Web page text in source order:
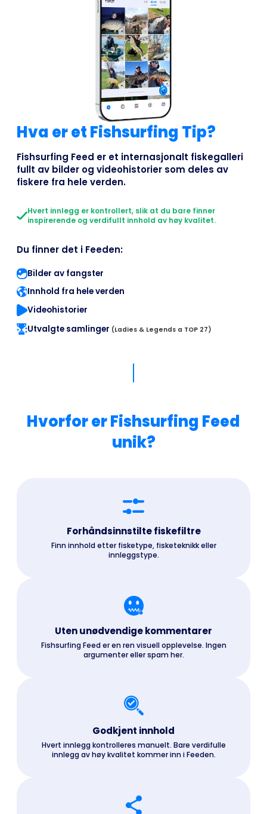
Hva er et Fishsurfing Tip?
Fishsurfing Feed er et internasjonalt fiskegalleri
fullt av bilder og videohistorier som deles av
fiskere fra hele verden.
Hvert innlegg er kontrollert, slik at du bare finner
inspirerende og verdifullt innhold av høy kvalitet.
Du finner det i Feeden:
Bilder av fangster
Innhold fra hele verden
Videohistorier
Utvalgte samlinger (Ladies & Legends a TOP 27)
Hvorfor er Fishsurfing Feed
unik?
Forhåndsinnstilte fiskefiltre
Finn innhold etter fisketype, fisketeknikk eller
innleggstype.
Uten unødvendige kommentarer
Fishsurfing Feed er en ren visuell opplevelse. Ingen
argumenter eller spam her.
Godkjent innhold
Hvert innlegg kontrolleres manuelt. Bare verdifulle
innlegg av høy kvalitet kommer inn i Feeden.